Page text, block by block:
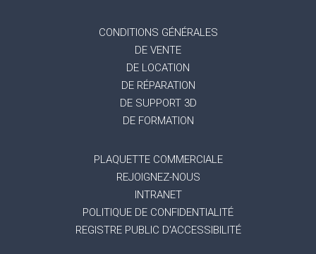
CONDITIONS GÉNÉRALES
DE VENTE
DE LOCATION
DE RÉPARATION
DE SUPPORT 3D
DE FORMATION
PLAQUETTE COMMERCIALE
REJOIGNEZ-NOUS
INTRANET
POLITIQUE DE CONFIDENTIALITÉ
REGISTRE PUBLIC D'ACCESSIBILITÉ